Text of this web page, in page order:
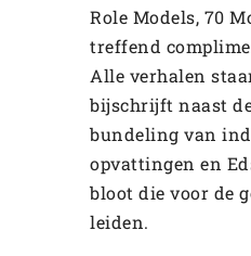
Role Models, 70
treffend
Alle verhalen
bijschrijft naast
bundeling van
opvattingen en
bloot die voor de
leiden.